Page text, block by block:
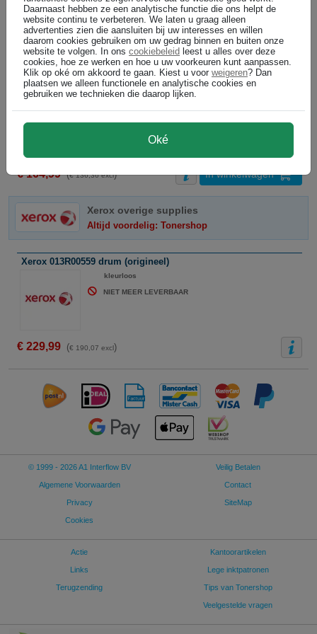
Bel voor levertijd +31 26 3193981
€ 201,99 (€ 166,93 excl) In winkelwagen
Xerox 006R90283 toner cartridge geel ( 4 stuks ) origineel
€ 164,99(€ 136,36 excl) In winkelwagen
Xerox overige supplies
Altijd voordelig: Tonershop
Xerox 013R00559 drum (origineel)
ABCkleurloos
NIET MEER LEVERBAAR
€ 229,99 (€ 190,07 excl)
© 1999 - 2026 A1 Interflow BV
Algemene Voorwaarden
Privacy
Cookies
Veilig Betalen
Contact
SiteMap
Actie
Links
Terugzending
Kantoorartikelen
Lege inktpatronen
Tips van Tonershop
Veelgestelde vragen
Daarnaast hebben ze een analytische functie die ons helpt de
website continu te verbeteren. We laten u graag alleen
advertenties zien die aansluiten bij uw interesses en willen
daarom cookies gebruiken om uw gedrag binnen en buiten onze
website te volgen. In ons cookiebeleid leest u alles over deze
cookies, hoe ze werken en hoe u uw voorkeuren kunt aanpassen.
Klik op oké om akkoord te gaan. Kiest u voor weigeren? Dan
plaatsen we alleen functionele en analytische cookies en
gebruiken we technieken die daarop lijken.
Oké